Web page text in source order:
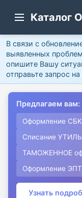
Каталог
В связи с
выявленных
опишите Вашу
отправьте запрос
Предлагаем вам:
Оформление
Списание
ТАМОЖЕННОЕ
Оформление
Узнать